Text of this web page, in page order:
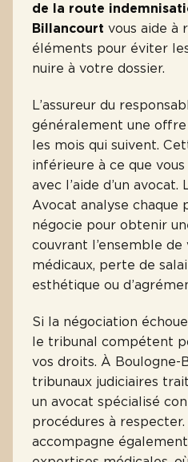
de la route
Billancourt vous aide à
éléments pour éviter
nuire à votre dossier.
L’assureur du
généralement une offre
les mois qui suivent.
inférieure à ce que
avec l’aide d’un
Avocat analyse chaque
négocie pour obtenir
couvrant l’ensemble
médicaux, perte de
esthétique ou
Si la négociation
le tribunal compétent
vos droits. À Boulogne-
tribunaux judiciaires
un avocat spécialisé
procédures à
accompagne